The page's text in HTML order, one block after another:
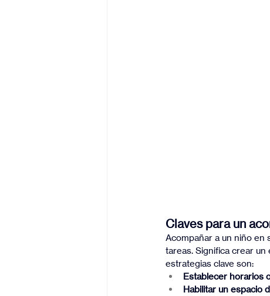
Claves para un
Acompañar a un niño en
tareas. Significa crear
estrategias clave son:
Establecer horarios
Habilitar un espacio